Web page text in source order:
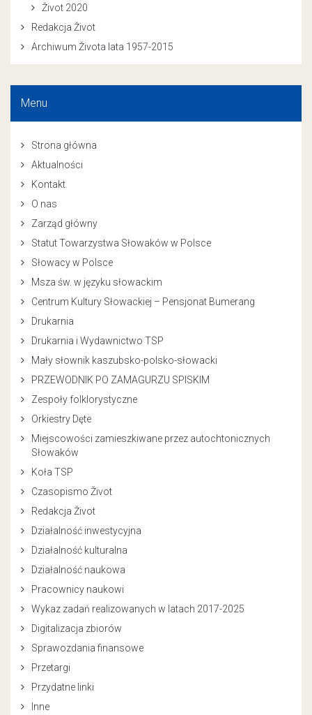
Život 2020
Redakcja Život
Archiwum Života lata 1957-2015
Menu
Strona główna
Aktualności
Kontakt
O nas
Zarząd główny
Statut Towarzystwa Słowaków w Polsce
Słowacy w Polsce
Msza św. w języku słowackim
Centrum Kultury Słowackiej – Pensjonat Bumerang
Drukarnia
Drukarnia i Wydawnictwo TSP
Mały słownik kaszubsko-polsko-słowacki
PRZEWODNIK PO ZAMAGURZU SPISKIM
Zespoły folklorystyczne
Orkiestry Dęte
Miejscowości zamieszkiwane przez autochtonicznych
Słowaków
Koła TSP
Czasopismo Život
Redakcja Život
Działalność inwestycyjna
Działalność kulturalna
Działalność naukowa
Pracownicy naukowi
Wykaz zadań realizowanych w latach 2017-2025
Digitalizacja zbiorów
Sprawozdania finansowe
Przetargi
Przydatne linki
Inne